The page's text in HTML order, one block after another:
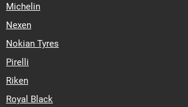
Michelin
Nexen
Nokian Tyres
Pirelli
Riken
Royal Black